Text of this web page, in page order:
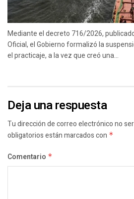
Mediante el decreto 716/2026,
Oficial, el Gobierno formalizó la
el practicaje, a la vez que creó una...
Deja una respuesta
Tu dirección de correo electrónico no
obligatorios están marcados con *
Comentario *